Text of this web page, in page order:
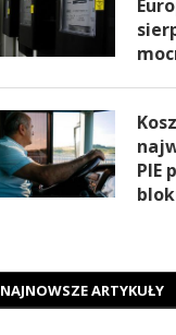
PIE
NAJNOWSZE ARTYKUŁY